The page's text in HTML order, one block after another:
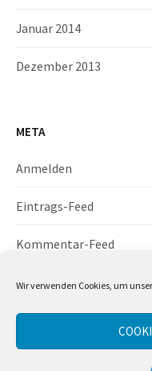
Wir verwenden Cookies, um
Januar 2014
Dezember 2013
META
Anmelden
Eintrags-Feed
Kommentar-Feed
WordPress.org